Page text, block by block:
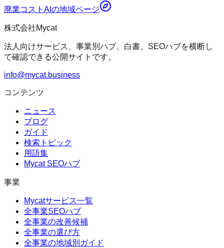
廃業コストAI の地域ページ
株式会社Mycat
法人向けサービス、事業別ハブ、白書、SEOハブを横断し
て確認できる公開サイトです。
info@mycat.business
コンテンツ
ニュース
ブログ
ガイド
検索トピック
用語集
Mycat SEOハブ
事業
Mycatサービス一覧
全事業SEOハブ
全事業の改善候補
全事業の選び方
全事業の地域別ガイド